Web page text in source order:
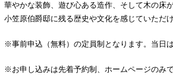
華やかな装飾、遊び心ある造作、そして木の床
小笠原伯爵邸に残る歴史や文化を感じていただ
※事前申込（無料）の定員制となります。当日
※お申し込みは先着予約制、ホームページのみ